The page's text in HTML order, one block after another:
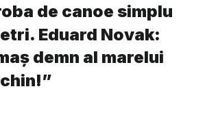
de canoe simplu
Eduard Novak:
demn al marelui